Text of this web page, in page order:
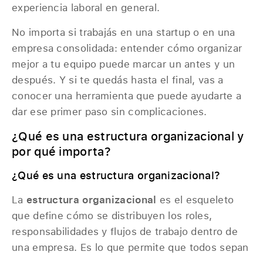
experiencia laboral en general.
No importa si trabajás en una startup o en una
empresa consolidada: entender cómo organizar
mejor a tu equipo puede marcar un antes y un
después. Y si te quedás hasta el final, vas a
conocer una herramienta que puede ayudarte a
dar ese primer paso sin complicaciones.
¿Qué es una estructura organizacional y
por qué importa?
¿Qué es una estructura organizacional?
La estructura organizacional es el esqueleto
que define cómo se distribuyen los roles,
responsabilidades y flujos de trabajo dentro de
una empresa. Es lo que permite que todos sepan